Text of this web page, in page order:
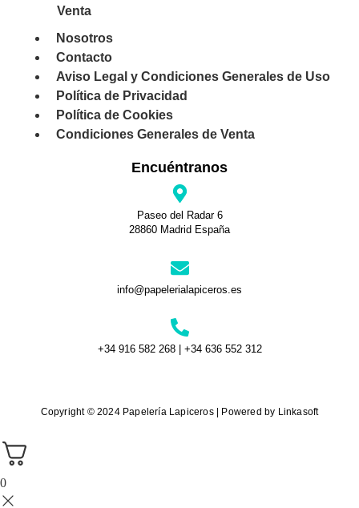
Venta
Nosotros
Contacto
Aviso Legal y Condiciones Generales de Uso
Política de Privacidad
Política de Cookies
Condiciones Generales de Venta
Encuéntranos
Paseo del Radar 6
28860 Madrid España
info@papelerialapiceros.es
+34 916 582 268 | +34 636 552 312
Copyright © 2024 Papelería Lapiceros | Powered by Linkasoft
0